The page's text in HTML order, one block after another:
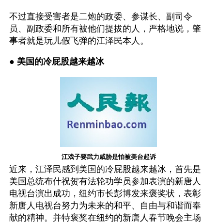
不过直接受害者是二炮的政委、参谋长、副司令
员、副政委和所有被他们提拔的人，严格地说，肇
事者就是玩儿假飞弹的江泽民本人。
● 美国的冷屁股越来越冰
江戏子要武力威胁是怕被美台起诉
近来，江泽民感到美国的冷屁股越来越冰，首先是
美国总统布什祝贺有法轮功学员参加表演的新唐人
电视台演出成功，纽约市长彭博发来褒奖状，表彰
新唐人电视台努力为未来的和平、自由与和谐而奉
献的精神。并特褒奖在纽约的新唐人春节晚会主场